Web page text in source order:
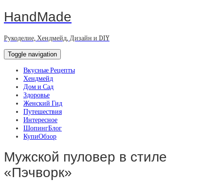
HandMade
Рукоделие, Хендмейд, Дизайн и DIY
Toggle navigation
Вкусные Рецепты
Хендмейд
Дом и Сад
Здоровье
Женский Гид
Путешествия
Интересное
ШопингБлог
КупиОбзор
Мужской пуловер в стиле
«Пэчворк»